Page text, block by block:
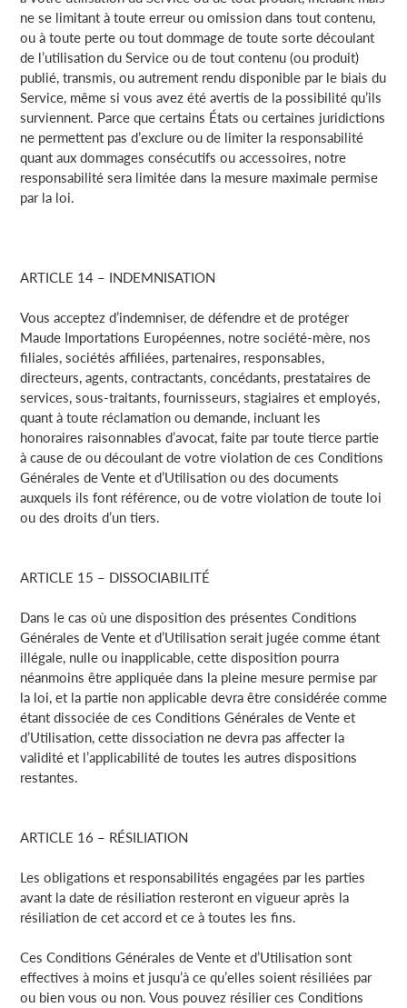
ne se limitant à toute erreur ou omission dans tout contenu,
ou à toute perte ou tout dommage de toute sorte découlant
de l’utilisation du Service ou de tout contenu (ou produit)
publié, transmis, ou autrement rendu disponible par le biais du
Service, même si vous avez été avertis de la possibilité qu’ils
surviennent. Parce que certains États ou certaines juridictions
ne permettent pas d’exclure ou de limiter la responsabilité
quant aux dommages consécutifs ou accessoires, notre
responsabilité sera limitée dans la mesure maximale permise
par la loi.
ARTICLE 14 – INDEMNISATION
Vous acceptez d’indemniser, de défendre et de protéger
Maude Importations Européennes, notre société-mère, nos
filiales, sociétés affiliées, partenaires, responsables,
directeurs, agents, contractants, concédants, prestataires de
services, sous-traitants, fournisseurs, stagiaires et employés,
quant à toute réclamation ou demande, incluant les
honoraires raisonnables d’avocat, faite par toute tierce partie
à cause de ou découlant de votre violation de ces Conditions
Générales de Vente et d’Utilisation ou des documents
auxquels ils font référence, ou de votre violation de toute loi
ou des droits d’un tiers.
ARTICLE 15 – DISSOCIABILITÉ
Dans le cas où une disposition des présentes Conditions
Générales de Vente et d’Utilisation serait jugée comme étant
illégale, nulle ou inapplicable, cette disposition pourra
néanmoins être appliquée dans la pleine mesure permise par
la loi, et la partie non applicable devra être considérée comme
étant dissociée de ces Conditions Générales de Vente et
d’Utilisation, cette dissociation ne devra pas affecter la
validité et l’applicabilité de toutes les autres dispositions
restantes.
ARTICLE 16 – RÉSILIATION
Les obligations et responsabilités engagées par les parties
avant la date de résiliation resteront en vigueur après la
résiliation de cet accord et ce à toutes les fins.
Ces Conditions Générales de Vente et d’Utilisation sont
effectives à moins et jusqu’à ce qu’elles soient résiliées par
ou bien vous ou non. Vous pouvez résilier ces Conditions